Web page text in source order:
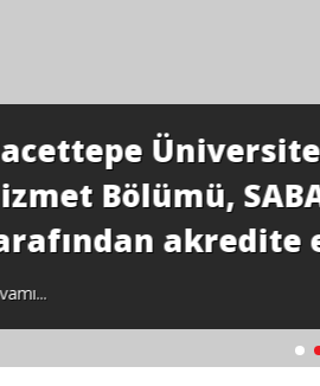
Sosyal
edildi.